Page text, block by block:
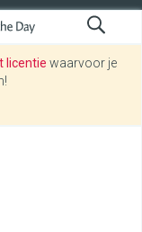
licentie waarvoor je